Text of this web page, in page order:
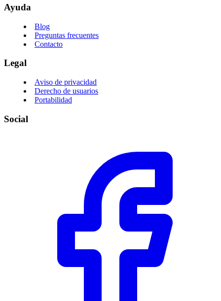
Ayuda
Blog
Preguntas frecuentes
Contacto
Legal
Aviso de privacidad
Derecho de usuarios
Portabilidad
Social